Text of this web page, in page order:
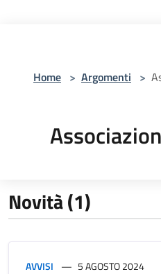
Home > Argomenti >
Novità (1)
AVVISI 5 AGOSTO 2024